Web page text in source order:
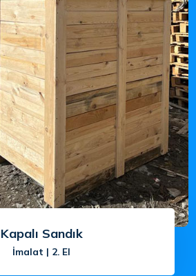
Kapalı Sandık
İmalat | 2. El